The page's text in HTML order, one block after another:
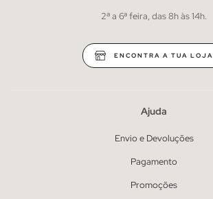
2ª a 6ª feira, das 8h às 14h.
ENCONTRA A TUA LOJA
Ajuda
Envio e Devoluções
Pagamento
Promoções